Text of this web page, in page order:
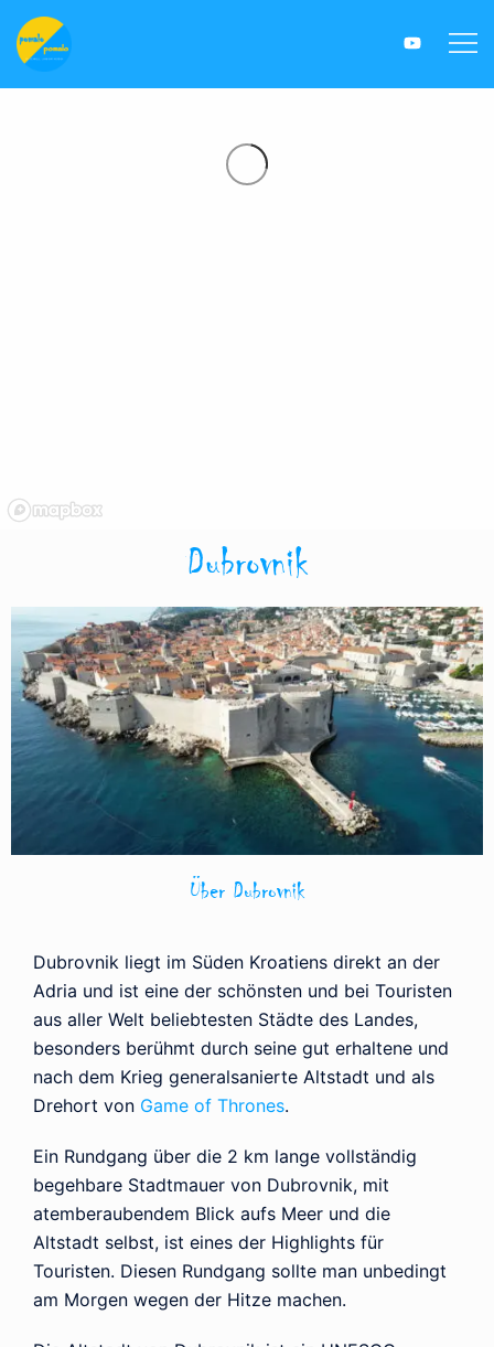
Dubrovnik
Über Dubrovnik
Dubrovnik liegt im Süden Kroatiens direkt an der
Adria und ist eine der schönsten und bei Touristen
aus aller Welt beliebtesten Städte des Landes,
besonders berühmt durch seine gut erhaltene und
nach dem Krieg generalsanierte Altstadt und als
Drehort von Game of Thrones.
Ein Rundgang über die 2 km lange vollständig
begehbare Stadtmauer von Dubrovnik, mit
atemberaubendem Blick aufs Meer und die
Altstadt selbst, ist eines der Highlights für
Touristen. Diesen Rundgang sollte man unbedingt
am Morgen wegen der Hitze machen.